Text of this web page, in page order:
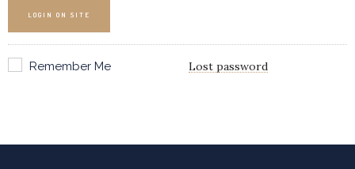
LOGIN ON SITE
Remember Me Lost password